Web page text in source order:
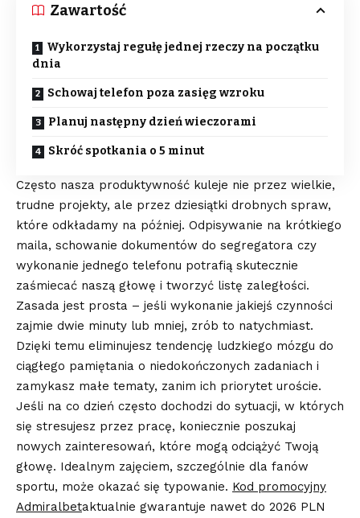
Zawartość
Wykorzystaj regułę jednej rzeczy na początku
dnia
Schowaj telefon poza zasięg wzroku
Planuj następny dzień wieczorami
Skróć spotkania o 5 minut
Często nasza produktywność kuleje nie przez wielkie,
trudne projekty, ale przez dziesiątki drobnych spraw,
które odkładamy na później. Odpisywanie na krótkiego
maila, schowanie dokumentów do segregatora czy
wykonanie jednego telefonu potrafią skutecznie
zaśmiecać naszą głowę i tworzyć listę zaległości.
Zasada jest prosta – jeśli wykonanie jakiejś czynności
zajmie dwie minuty lub mniej, zrób to natychmiast.
Dzięki temu eliminujesz tendencję ludzkiego mózgu do
ciągłego pamiętania o niedokończonych zadaniach i
zamykasz małe tematy, zanim ich priorytet uroście.
Jeśli na co dzień często dochodzi do sytuacji, w których
się stresujesz przez pracę, koniecznie poszukaj
nowych zainteresowań, które mogą odciążyć Twoją
głowę. Idealnym zajęciem, szczególnie dla fanów
sportu, może okazać się typowanie. Kod promocyjny
Admiralbetaktualnie gwarantuje nawet do 2026 PLN